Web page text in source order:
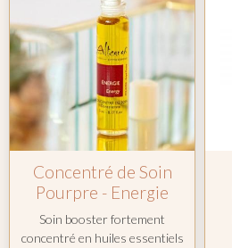
Concentré de Soin
Pourpre - Energie
Soin booster fortement
concentré en huiles essentiels